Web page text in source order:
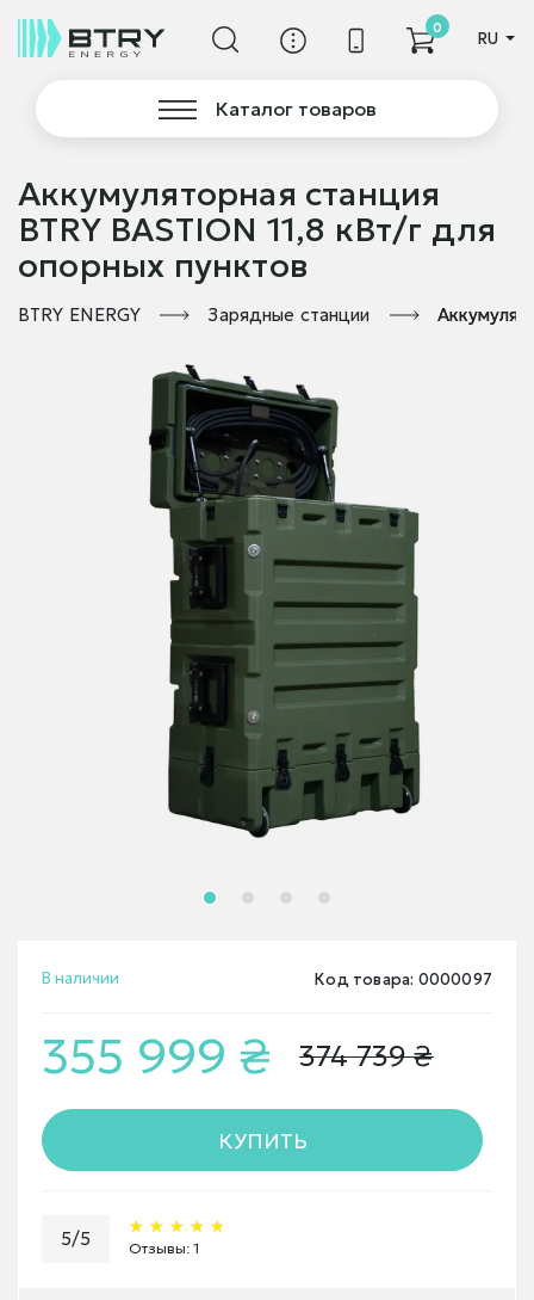
0
RU
Каталог товаров
Аккумуляторная станция
BTRY BASTION 11,8 кВт/г для
опорных пунктов
BTRY ENERGY Зарядные станции
В наличии Код товара: 0000097
355 999 ₴ 374 739 ₴
КУПИТЬ
5/5
★★★★★
★★★★★
★★★★★
Отзывы: 1